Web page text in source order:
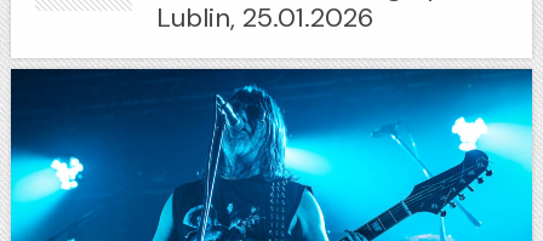
Lublin, 25.01.2026